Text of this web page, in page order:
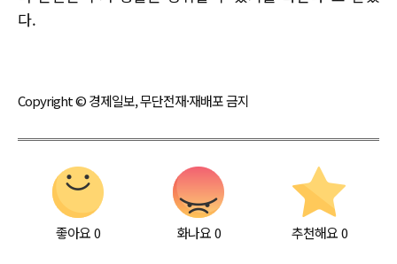
다.
Copyright © 경제일보, 무단전재·재배포 금지
좋아요0 화나요0 추천해요 0